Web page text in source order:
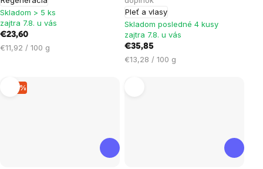
Skladom > 5 ks
zajtra 7.8. u vás
€23,60
Jednotková
€11,92 / 100 g
Pleť a vlasy
Skladom posledné 4 kusy
zajtra 7.8. u vás
€35,85
Jednotková
€13,28 / 100 g
–15 %